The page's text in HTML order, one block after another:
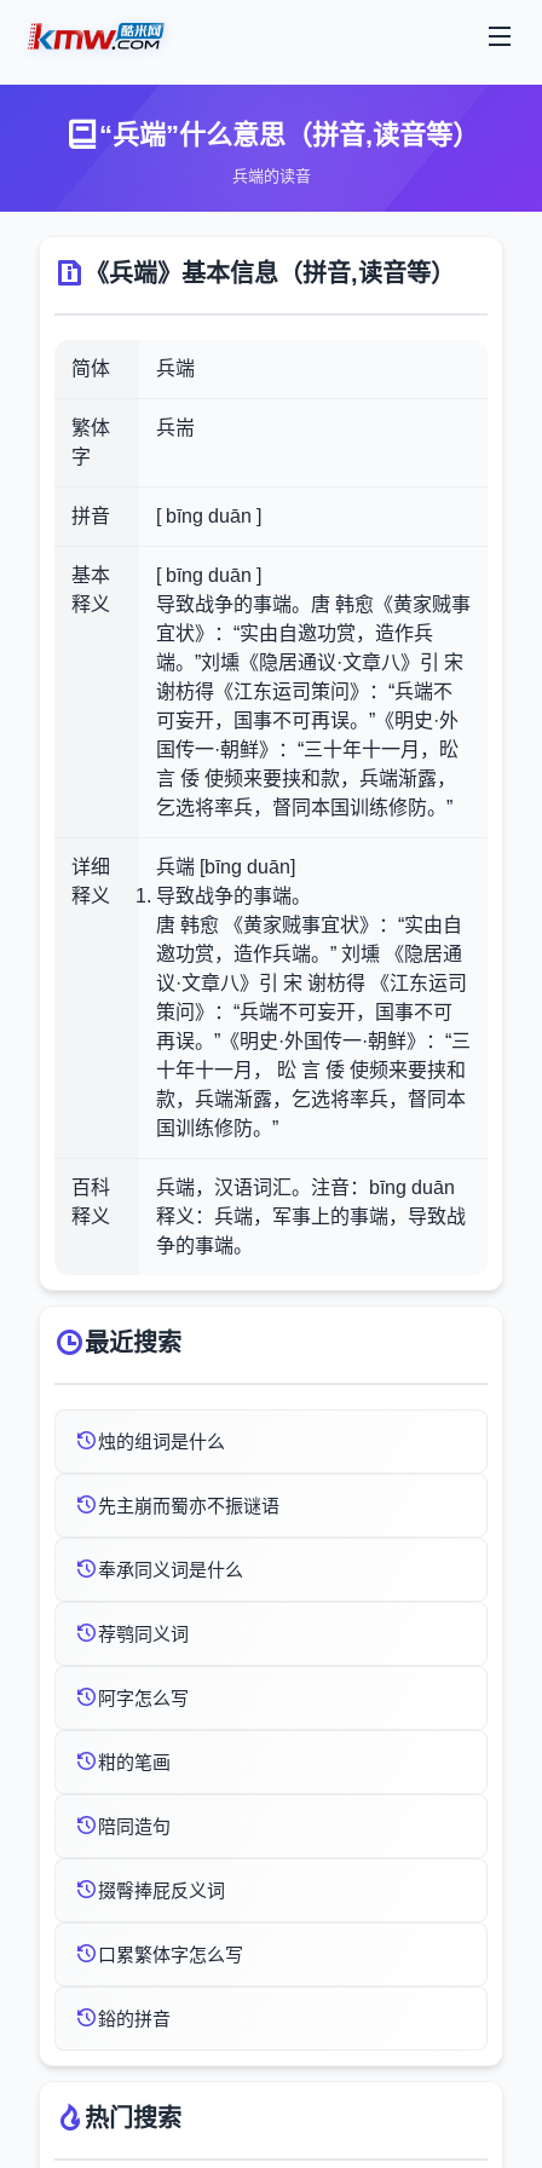
“兵端”什么意思（拼音,读音等）
兵端的读音
《兵端》基本信息（拼音,读音等）
简体 兵端
繁体
字
兵耑
拼音 [ bīng duān ]
基本
释义
[ bīng duān ]
导致战争的事端。唐 韩愈《黄家贼事
宜状》：“实由自邀功赏，造作兵
端。”刘壎《隐居通议·文章八》引 宋
谢枋得《江东运司策问》：“兵端不
可妄开，国事不可再误。”《明史·外
国传一·朝鲜》：“三十年十一月，昖
言 倭 使频来要挟和款，兵端渐露，
乞选将率兵，督同本国训练修防。”
详细
释义
兵端 [bīng duān]
导致战争的事端。
唐 韩愈 《黄家贼事宜状》：“实由自
邀功赏，造作兵端。” 刘壎 《隐居通
议·文章八》引 宋 谢枋得 《江东运司
策问》：“兵端不可妄开，国事不可
再误。”《明史·外国传一·朝鲜》：“三
十年十一月， 昖 言 倭 使频来要挟和
款，兵端渐露，乞选将率兵，督同本
国训练修防。”
百科
释义
兵端，汉语词汇。注音：bīng duān
释义：兵端，军事上的事端，导致战
争的事端。
最近搜索
烛的组词是什么
先主崩而蜀亦不振谜语
奉承同义词是什么
荐鹗同义词
阿字怎么写
粓的笔画
陪同造句
掇臀捧屁反义词
口累繁体字怎么写
鋊的拼音
热门搜索